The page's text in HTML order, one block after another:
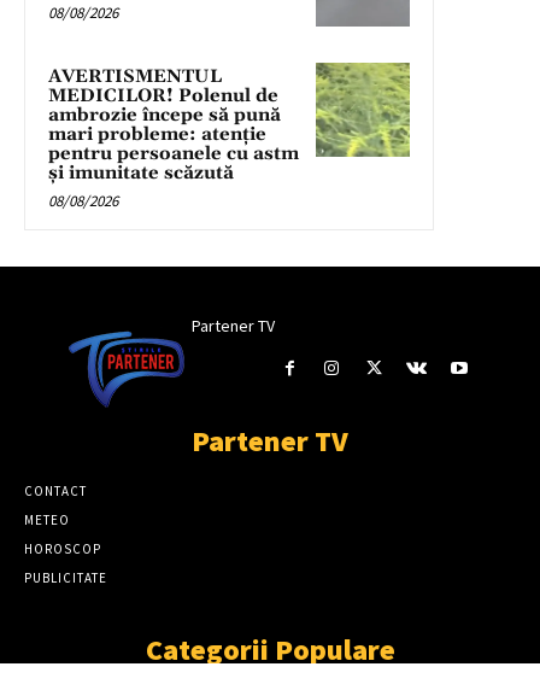
08/08/2026
AVERTISMENTUL
MEDICILOR! Polenul de
ambrozie începe să pună
mari probleme: atenție
pentru persoanele cu astm
și imunitate scăzută
08/08/2026
Partener TV
Partener TV
CONTACT
METEO
HOROSCOP
PUBLICITATE
Categorii Populare